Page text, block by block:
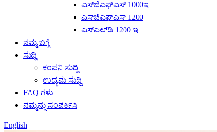
ಎಸ್‌ಜಿಎಫ್‌ಎಸ್ 1000ಇ
ಎಸ್‌ಜಿಎಫ್‌ಎಸ್ 1200
ಎಸ್‌ಎಲ್‌ಡಿ 1200 ಇ
ನಮ್ಮ ಬಗ್ಗೆ
ಸುದ್ದಿ
ಕಂಪನಿ ಸುದ್ದಿ
ಉದ್ಯಮ ಸುದ್ದಿ
FAQ ಗಳು
ನಮ್ಮನ್ನು ಸಂಪರ್ಕಿಸಿ
English